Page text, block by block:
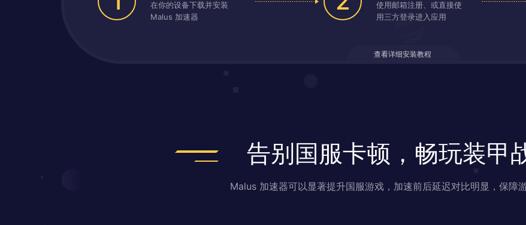
在你的设备下载并安装
Malus 加速器
使用邮箱注册、或直接使
用三方登录进入应用
查看详细安装教程
告别国服卡顿，畅玩装甲
Malus 加速器可以显著提升国服游戏，加速前后延迟对比明显，保障